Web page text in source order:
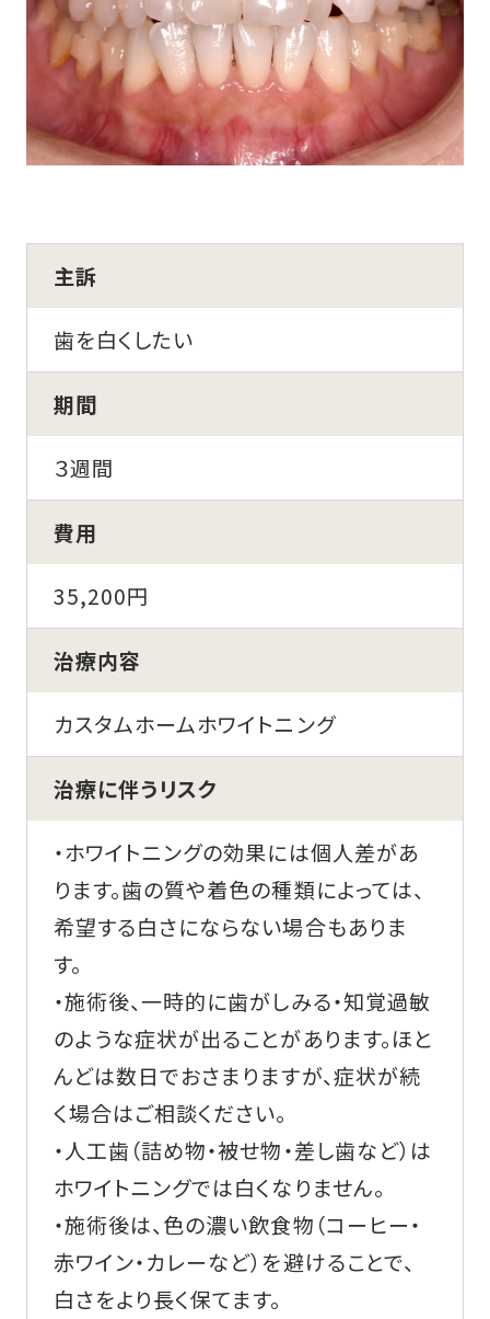
主訴
歯を白くしたい
期間
３週間
費用
35,200円
治療内容
カスタムホームホワイトニング
治療に伴うリスク
・ホワイトニングの効果には個人差があ
ります。歯の質や着色の種類によっては、
希望する白さにならない場合もありま
す。
・施術後、一時的に歯がしみる・知覚過敏
のような症状が出ることがあります。ほと
んどは数日でおさまりますが、症状が続
く場合はご相談ください。
・人工歯（詰め物・被せ物・差し歯など）は
ホワイトニングでは白くなりません。
・施術後は、色の濃い飲食物（コーヒー・
赤ワイン・カレーなど）を避けることで、
白さをより長く保てます。